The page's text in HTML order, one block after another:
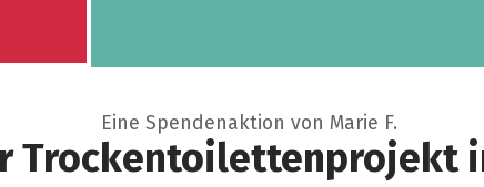
Eine Spendenaktion von Marie F.
Trockentoilettenprojekt